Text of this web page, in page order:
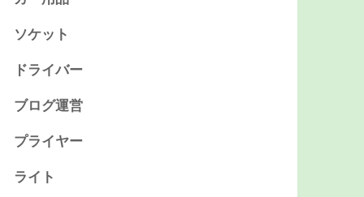
ソケット
ドライバー
ブログ運営
プライヤー
ライト